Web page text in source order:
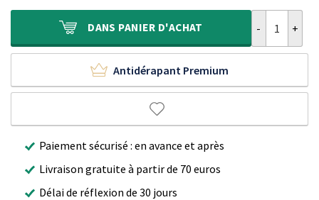
240,00 €.
159,90 €.
DANS PANIER D'ACHAT
Antidérapant Premium
Paiement sécurisé : en avance et après
Livraison gratuite à partir de 70 euros
Délai de réflexion de 30 jours